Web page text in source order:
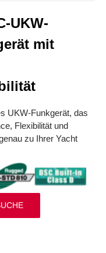
UKW-
mit
UKW-Funkgerät, das
Flexibilität und
zu Ihrer Yacht